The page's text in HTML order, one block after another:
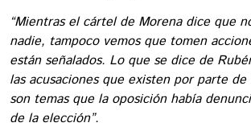
“Mientras el cártel de Morena dice que
nadie, tampoco vemos que tomen
están señalados. Lo que se dice de
las acusaciones que existen por parte de
son temas que la oposición había
de la elección”.